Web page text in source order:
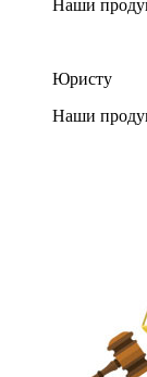
Наши
Юристу
Наши